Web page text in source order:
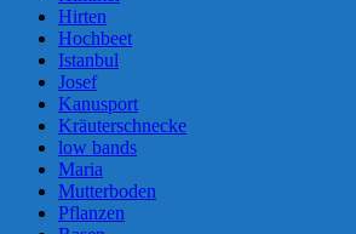
Hirten
Hochbeet
Istanbul
Josef
Kanusport
Kräuterschnecke
low bands
Maria
Mutterboden
Pflanzen